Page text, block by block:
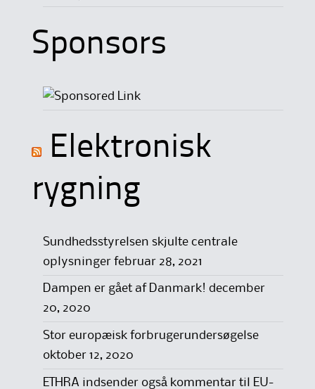
Sponsors
Elektronisk
rygning
Sundhedsstyrelsen skjulte centrale
oplysninger februar 28, 2021
Dampen er gået af Danmark! december
20, 2020
Stor europæisk forbrugerundersøgelse
oktober 12, 2020
ETHRA indsender også kommentar til EU-